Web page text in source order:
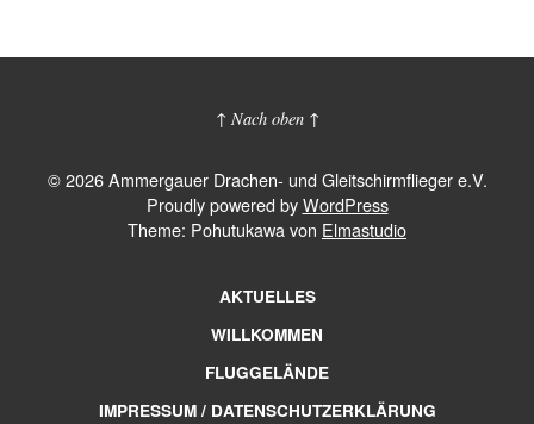
↑ Nach oben ↑
© 2026 Ammergauer Drachen- und Gleitschirmflieger e.V.
Proudly powered byWordPress
Theme: Pohutukawa von Elmastudio
AKTUELLES
WILLKOMMEN
FLUGGELÄNDE
IMPRESSUM / DATENSCHUTZERKLÄRUNG